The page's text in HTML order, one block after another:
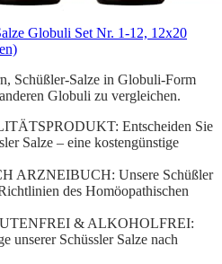
Globuli Set Nr. 1-12, 12x20
Schüßler-Salze in Globuli-Form
Globuli zu vergleichen.
Entscheiden Sie
Salze – eine kostengünstige
ARZNEIBUCH: Unsere Schüßler
des Homöopathischen
& ALKOHOLFREI:
unserer Schüssler Salze nach